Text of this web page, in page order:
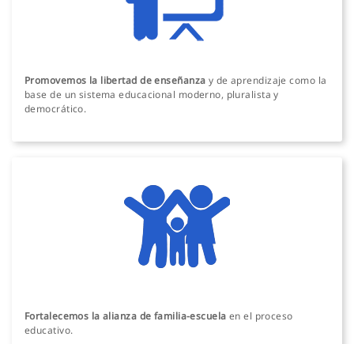
Promovemos la libertad de enseñanza y de aprendizaje como la
base de un sistema educacional moderno, pluralista y
democrático.
Fortalecemos la alianza de familia-escuela en el proceso
educativo.